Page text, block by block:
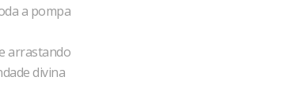
a pompa
arrastando
divina